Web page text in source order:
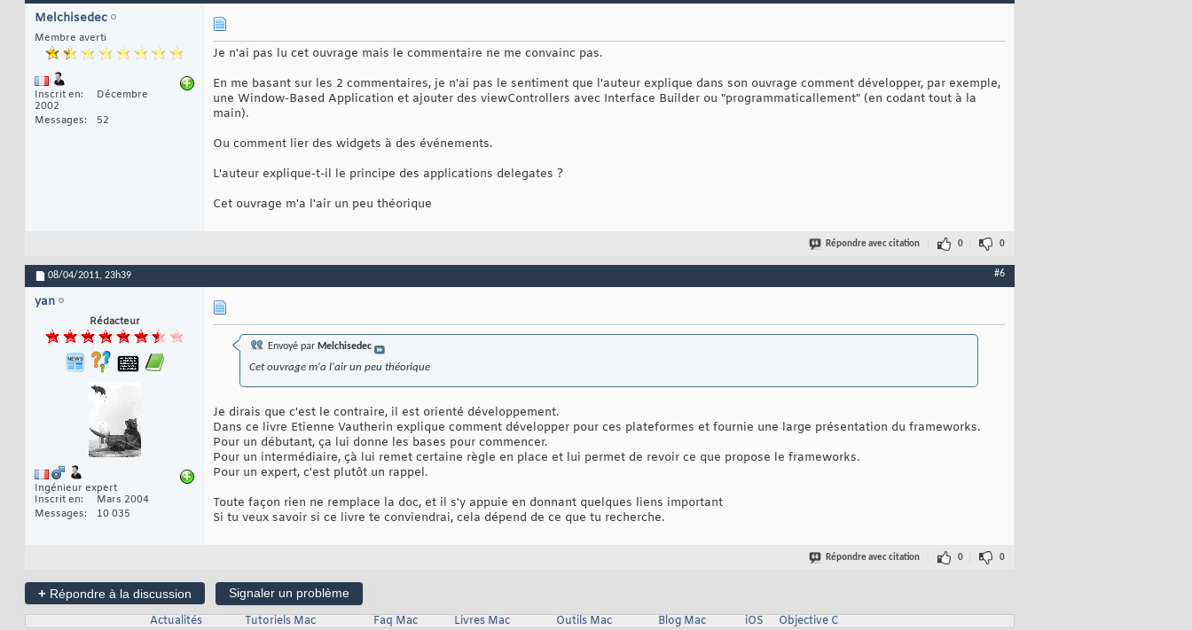
Melchisedec
Membre averti
Inscrit en
Décembre
2002
Messages
52
Je n'ai pas lu cet ouvrage mais le commentaire ne me convainc pas.
En me basant sur les 2 commentaires, je n'ai pas le sentiment que l'auteur explique dans son ouvrage comment développer, par exemple,
une Window-Based Application et ajouter des viewControllers avec Interface Builder ou "programmaticallement" (en codant tout à la
main).
Ou comment lier des widgets à des événements.
L'auteur explique-t-il le principe des applications delegates ?
Cet ouvrage m'a l'air un peu théorique
Répondre avec citation 0 0
08/04/2011, 23h39 #6
yan
Rédacteur
Ingénieur expert
Inscrit en
Mars 2004
Messages
10 035
Envoyé par Melchisedec
Cet ouvrage m'a l'air un peu théorique
Je dirais que c'est le contraire, il est orienté développement.
Dans ce livre Etienne Vautherin explique comment développer pour ces plateformes et fournie une large présentation du frameworks.
Pour un débutant, ça lui donne les bases pour commencer.
Pour un intermédiaire, çà lui remet certaine règle en place et lui permet de revoir ce que propose le frameworks.
Pour un expert, c'est plutôt un rappel.
Toute façon rien ne remplace la doc, et il s'y appuie en donnant quelques liens important
Si tu veux savoir si ce livre te conviendrai, cela dépend de ce que tu recherche.
Répondre avec citation 0 0
+ Répondre à la discussion
Signaler un problème
Actualités
Tutoriels Mac Faq Mac Livres Mac Outils Mac Blog Mac iOS
Objective C